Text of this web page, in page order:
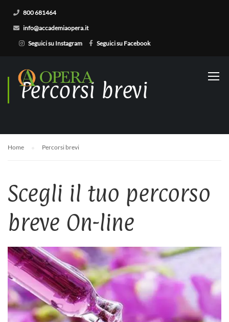
800 681464
info@accademiaopera.it
Seguici su Instagram
Seguici su Facebook
Percorsi brevi
Home Percorsi brevi
Scegli il tuo percorso
breve On-line